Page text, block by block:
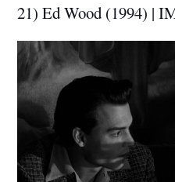
21) Ed Wood (1994) |